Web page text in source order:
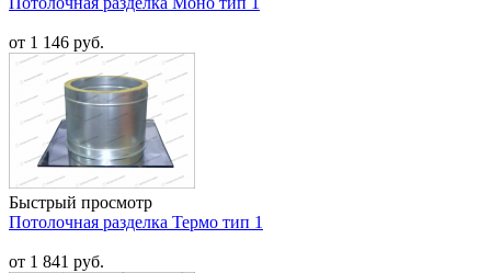
от 1 146 руб.
Быстрый просмотр
Потолочная разделка Термо тип 1
от 1 841 руб.